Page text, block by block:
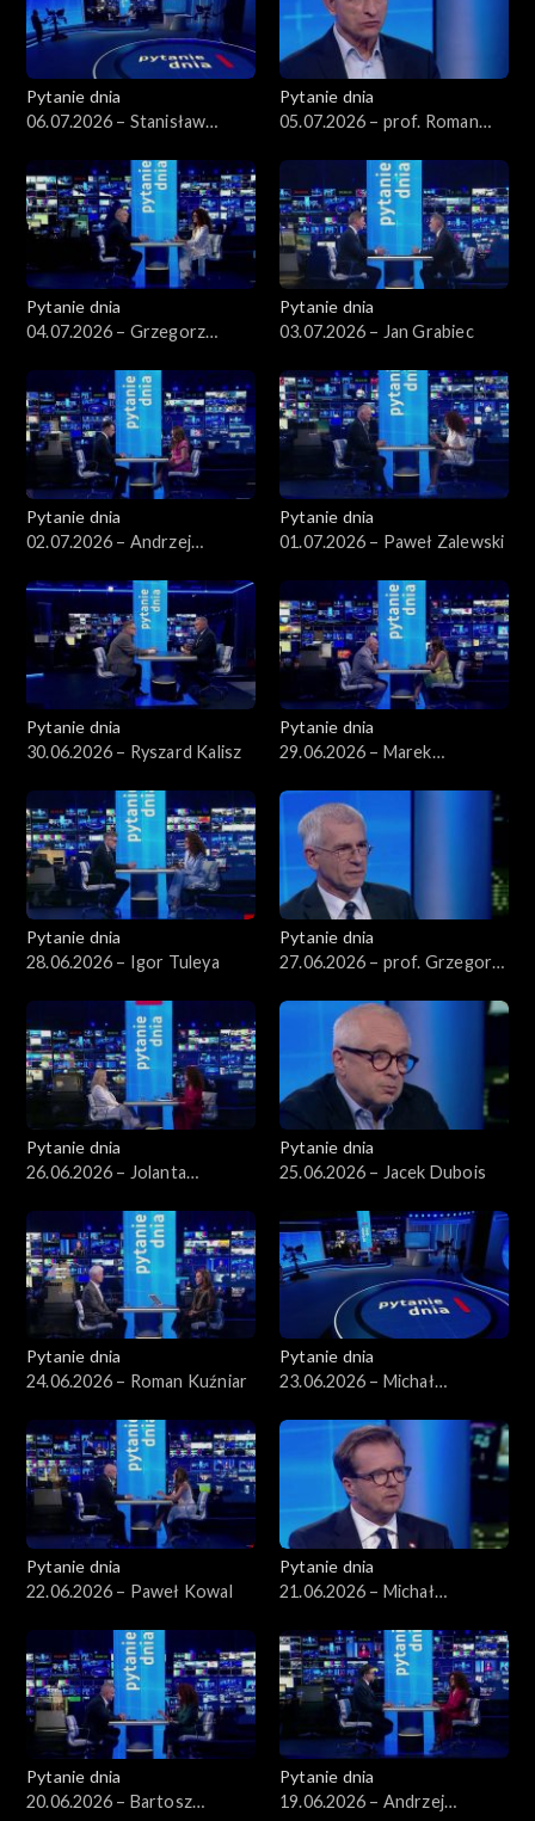
Pytanie dnia
06.07.2026 – Stanisław
Pytanie dnia
05.07.2026 – prof. Roman
Pytanie dnia
04.07.2026 – Grzegorz
Pytanie dnia
03.07.2026 – Jan Grabiec
Pytanie dnia
02.07.2026 – Andrzej
Pytanie dnia
01.07.2026 – Paweł Zalewski
Pytanie dnia
30.06.2026 – Ryszard Kalisz
Pytanie dnia
29.06.2026 – Marek
Pytanie dnia
28.06.2026 – Igor Tuleya
Pytanie dnia
27.06.2026 – prof. Grzegorz
Pytanie dnia
26.06.2026 – Jolanta
Pytanie dnia
25.06.2026 – Jacek Dubois
Pytanie dnia
24.06.2026 – Roman Kuźniar
Pytanie dnia
23.06.2026 – Michał
Pytanie dnia
22.06.2026 – Paweł Kowal
Pytanie dnia
21.06.2026 – Michał
Pytanie dnia
20.06.2026 – Bartosz
Pytanie dnia
19.06.2026 – Andrzej